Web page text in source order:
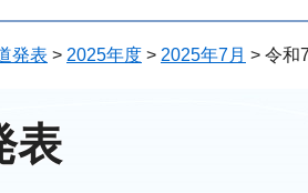
じ
る
発表 > 2025年度 > 2025年7月 > 令和
表